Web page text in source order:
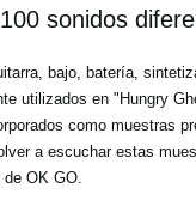
sonidos
bajo, batería,
utilizados en "Hungry
como muestras
a escuchar estas
OK GO.